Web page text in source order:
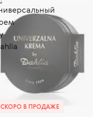
СКОРО В ПРОДАЖЕ